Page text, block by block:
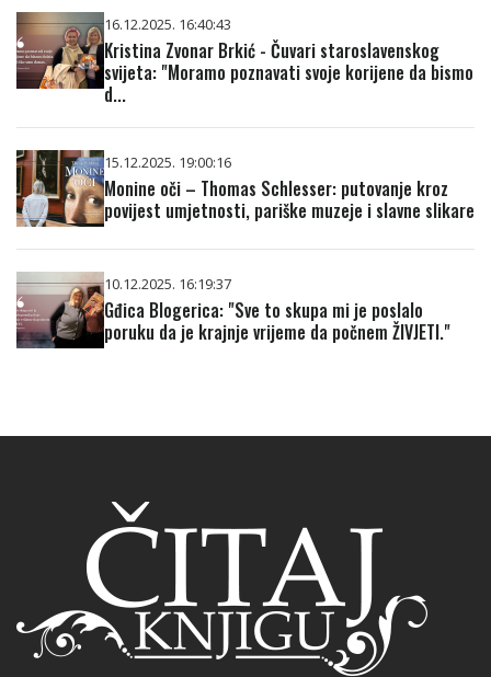
16.12.2025. 16:40:43
Kristina Zvonar Brkić - Čuvari staroslavenskog
svijeta: "Moramo poznavati svoje korijene da bismo
d...
15.12.2025. 19:00:16
Monine oči – Thomas Schlesser: putovanje kroz
povijest umjetnosti, pariške muzeje i slavne slikare
10.12.2025. 16:19:37
Gđica Blogerica: "Sve to skupa mi je poslalo
poruku da je krajnje vrijeme da počnem ŽIVJETI."